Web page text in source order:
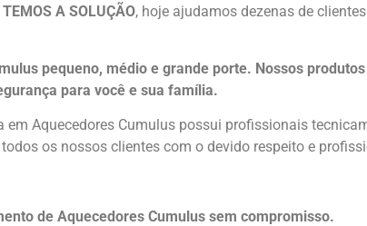
TEMOS A SOLUÇÃO, hoje ajudamos dezenas de
pequeno, médio e grande porte. Nossos
para você e sua família.
em Aquecedores Cumulus possui profissionais
os nossos clientes com o devido respeito e
de Aquecedores Cumulus sem compromisso.